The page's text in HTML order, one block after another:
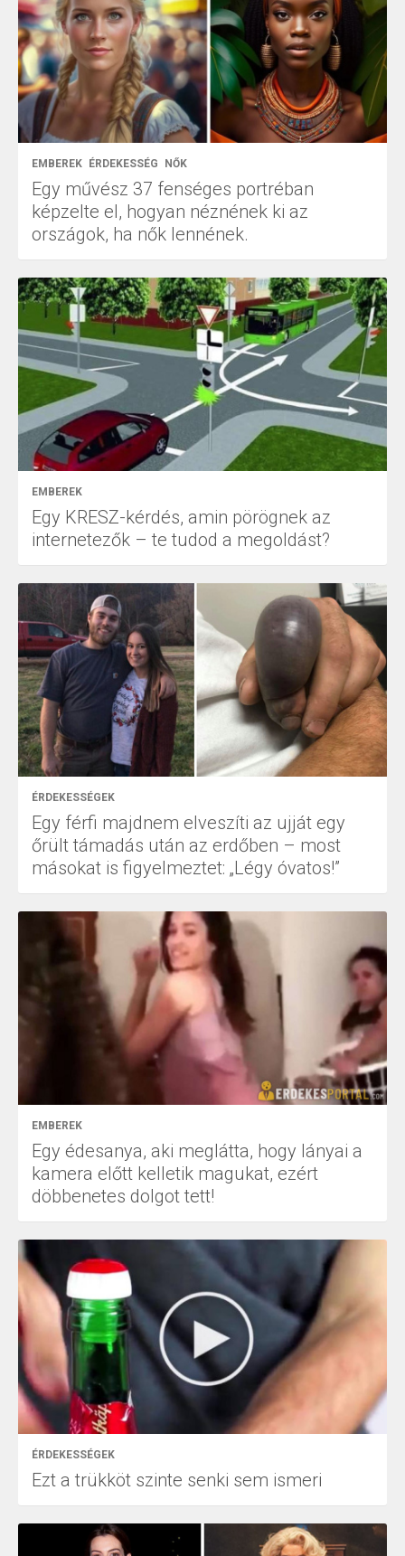
EMBEREK ÉRDEKESSÉG NŐK
Egy művész 37 fenséges portréban
képzelte el, hogyan néznének ki az
országok, ha nők lennének.
EMBEREK
Egy KRESZ-kérdés, amin pörögnek az
internetezők – te tudod a megoldást?
ÉRDEKESSÉGEK
Egy férfi majdnem elveszíti az ujját egy
őrült támadás után az erdőben – most
másokat is figyelmeztet: „Légy óvatos!”
EMBEREK
Egy édesanya, aki meglátta, hogy lányai a
kamera előtt kelletik magukat, ezért
döbbenetes dolgot tett!
ÉRDEKESSÉGEK
Ezt a trükköt szinte senki sem ismeri